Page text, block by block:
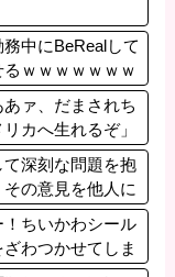
中にBeRealして
ｗｗｗｗｗｗｗ
ァ、だまされち
カへ生れるぞ」
言葉
深刻な問題を抱
の意見を他人に
！ちいかわシール
わつかせてしま